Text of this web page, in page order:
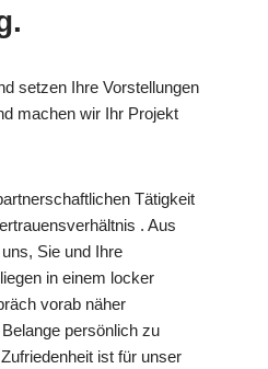
setzen Ihre Vorstellungen
machen wir Ihr Projekt
Tätigkeit
. Aus
Sie und Ihre
in einem locker
vorab näher
persönlich zu
ist für unser